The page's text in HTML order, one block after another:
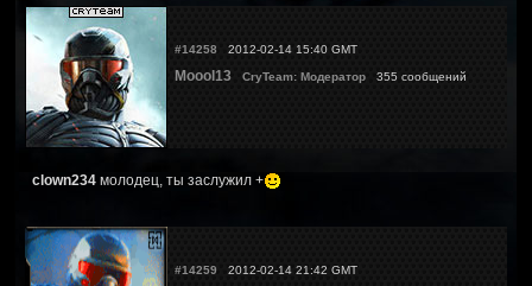
#14258 2012-02-14 15:40 GMT
Moool13 CryTeam: Модератор 355 сообщений
clown234 молодец, ты заслужил +
#14259 2012-02-14 21:42 GMT